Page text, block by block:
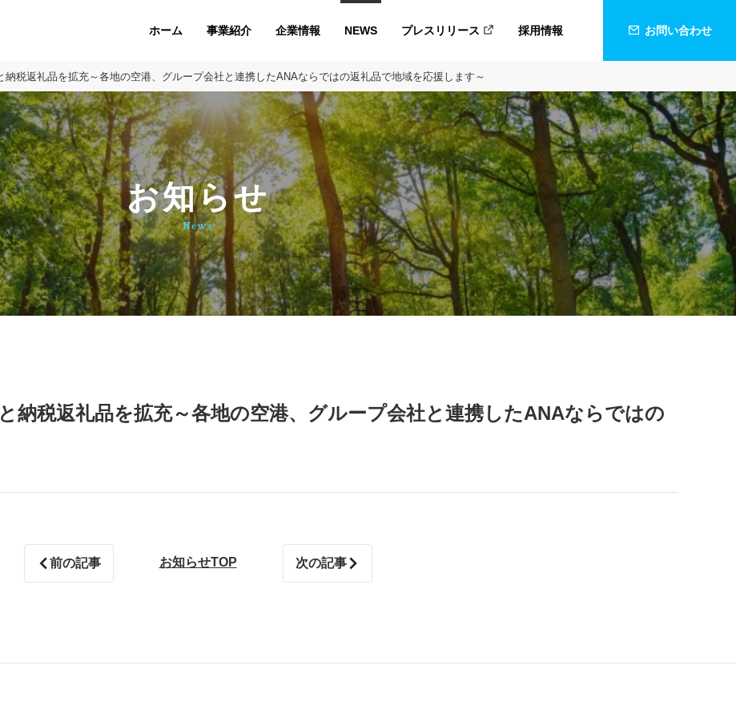
ホーム 事業紹介 企業情報 NEWS プレスリリース 採用情報 お問い合わせ
税返礼品を拡充～各地の空港、グループ会社と連携したANAならではの返礼品で地域を応援します～
お知らせ
News
納税返礼品を拡充～各地の空港、グループ会社と連携したANAならではの
前の記事 お知らせTOP 次の記事